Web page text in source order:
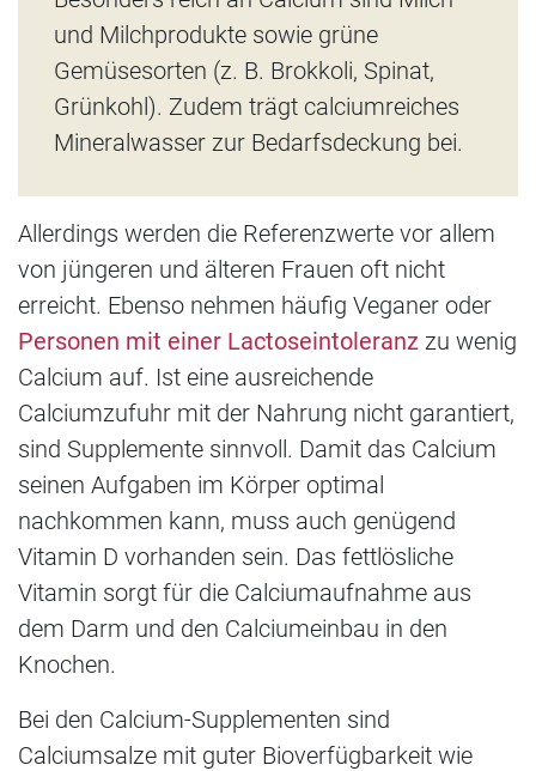
und Milchprodukte sowie grüne
Gemüsesorten (z. B. Brokkoli, Spinat,
Grünkohl). Zudem trägt calciumreiches
Mineralwasser zur Bedarfsdeckung bei.
Allerdings werden die Referenzwerte vor allem
von jüngeren und älteren Frauen oft nicht
erreicht. Ebenso nehmen häufig Veganer oder
Personen mit einer Lactoseintoleranz zu wenig
Calcium auf. Ist eine ausreichende
Calciumzufuhr mit der Nahrung nicht garantiert,
sind Supplemente sinnvoll. Damit das Calcium
seinen Aufgaben im Körper optimal
nachkommen kann, muss auch genügend
Vitamin D vorhanden sein. Das fettlösliche
Vitamin sorgt für die Calciumaufnahme aus
dem Darm und den Calciumeinbau in den
Knochen.
Bei den Calcium-Supplementen sind
Calciumsalze mit guter Bioverfügbarkeit wie